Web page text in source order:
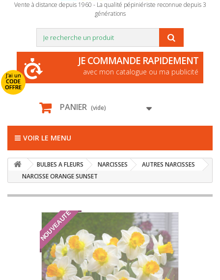
Vente à distance depuis 1960 - La qualité pépiniériste reconnue depuis 3
générations
J'ai un
CODE
OFFRE
JE COMMANDE RAPIDEMENT
avec mon catalogue ou ma publicité
PANIER (vide)
VOIR LE MENU
BULBES A FLEURS NARCISSES
AUTRES NARCISSES
NARCISSE ORANGE SUNSET
NOUVEAUTÉ